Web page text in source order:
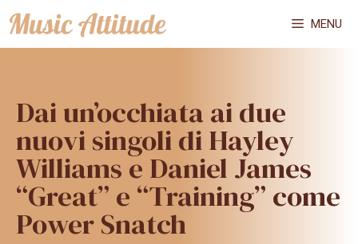
Vai
al
MENU
Dai un’occhiata ai due
nuovi singoli di Hayley
Williams e Daniel James
“Great” e “Training” come
Power Snatch